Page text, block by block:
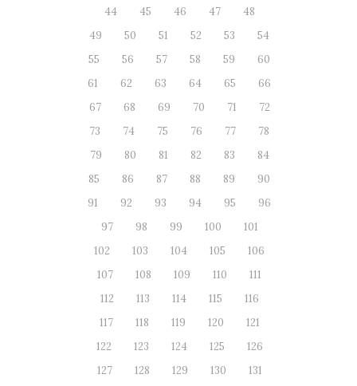
44 45 46 47
48
49
50 51 52 53
54
55
56 57 58 59
60
61
62 63 64 65
66
67
68 69 70 71
72
73
74 75 76 77
78
79
80 81 82 83
84
85
86 87 88 89
90
91
92 93 94 95
96
97
98 99 100
101
102
103 104 105
106
107
108 109 110
111
112
113 114 115
116
117
118 119 120
121
122
123 124 125
126
127
128 129 130
131